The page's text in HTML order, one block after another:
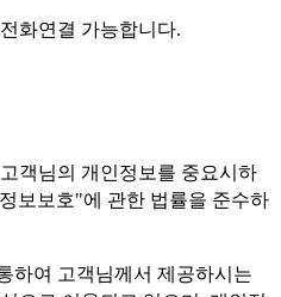
화연결 가능합니다.
객님의 개인정보를 중요시하
보보호"에 관한 법률을 준수하
하여 고객님께서 제공하시는